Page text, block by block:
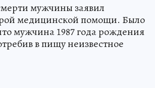
мужчины заявил
медицинской помощи. Было
мужчина 1987 года рождения
в пищу неизвестное